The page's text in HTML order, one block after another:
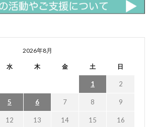
2026年8月
水 木 金 土 日
1 2
5 6 7 8 9
12 13 14 15 16